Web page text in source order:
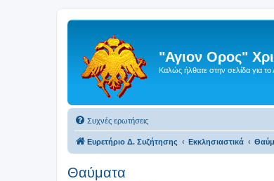
"Αγιον Ορος"
Καλώς ήλθατε στην σελίδα για
Συχνές ερωτήσεις
Ευρετήριο Δ. Συζήτησης Εκκλησιαστικά
Θαύματα